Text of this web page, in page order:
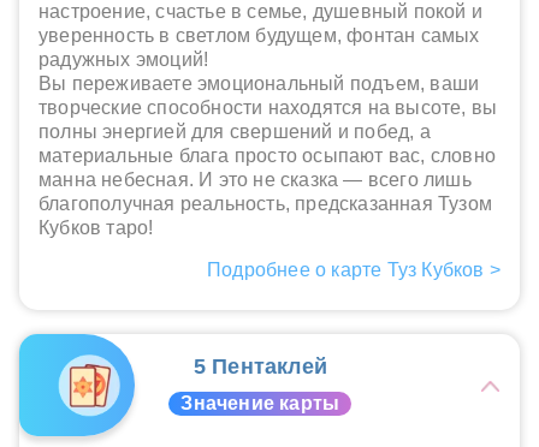
настроение, счастье в семье, душевный покой и
уверенность в светлом будущем, фонтан самых
радужных эмоций!
Вы переживаете эмоциональный подъем, ваши
творческие способности находятся на высоте, вы
полны энергией для свершений и побед, а
материальные блага просто осыпают вас, словно
манна небесная. И это не сказка — всего лишь
благополучная реальность, предсказанная Тузом
Кубков таро!
Подробнее о карте Туз Кубков >
5 Пентаклей
Значение карты